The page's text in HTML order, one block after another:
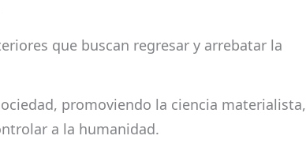
que buscan regresar y arrebatar la
promoviendo la ciencia materialista,
a la humanidad.